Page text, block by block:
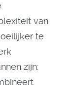
van
te
zijn: